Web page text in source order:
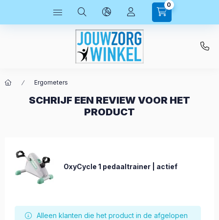
0
Ergometers
SCHRIJF EEN REVIEW VOOR HET
PRODUCT
OxyCycle 1 pedaaltrainer | actief
Alleen klanten die het product in de afgelopen